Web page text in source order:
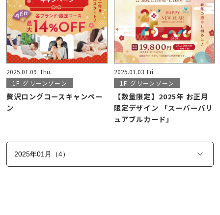
2025.01.09 Thu.
1F グリーンゾーン
贅沢ロングコースキャンペー
ン
2025.01.03 Fri.
1F グリーンゾーン
【数量限定】2025年 お正月
限定デザイン 「スーパーバリ
ュアブルカード」